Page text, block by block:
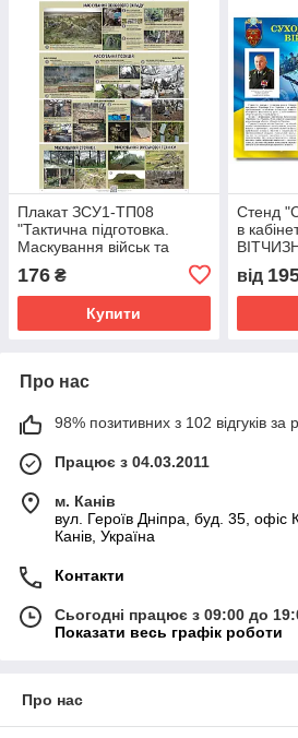
Плакат ЗСУ1-ТП08
"Тактична підготовка.
Маскування військ та
Збройних Сил України
176 ₴
Купити
Стенд
в
від
Про нас
98% позитивних з 102 відгуків за
Працює з 04.03.2011
м. Канів
вул. Героїв Дніпра, буд. 35, офіс
Канів, Україна
Контакти
Сьогодні працює з 09:00 до
Показати весь графік роботи
Про нас